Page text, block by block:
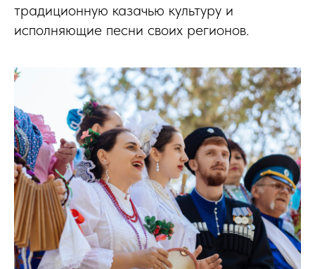
традиционную казачью культуру и
исполняющие песни своих регионов.